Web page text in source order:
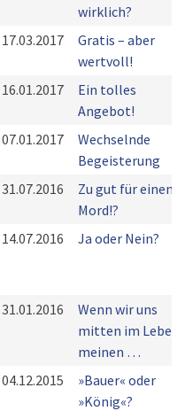
wirklich?
17.03.2017
Gratis – aber
wertvoll!
16.01.2017
Ein tolles
Angebot!
07.01.2017
Wechselnde
Begeisterung
31.07.2016
Zu gut für einen
Mord!?
14.07.2016 Ja oder Nein?
31.01.2016
Wenn wir uns
mitten im Leben
meinen …
04.12.2015
»Bauer« oder
»König«?